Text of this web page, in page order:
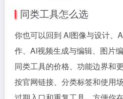
同类工具怎么选
你也可以回到 AI图像与设计、
作、AI视频生成与编辑、图片
同类工具的价格、功能边界和
按官网链接、分类标签和使用